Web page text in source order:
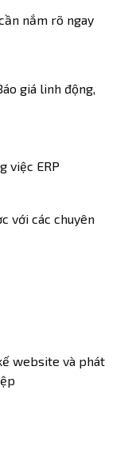
nắm rõ ngay
giá linh động,
việc ERP
với các chuyên
website và phát